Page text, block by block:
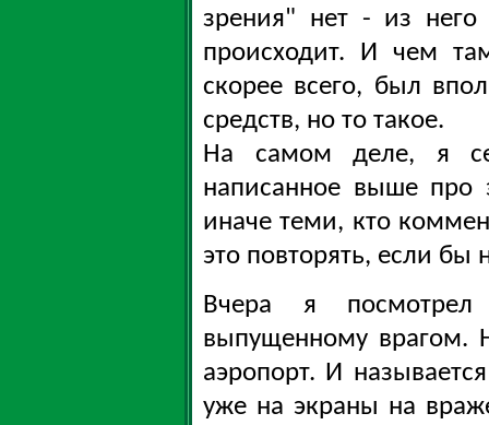
зрения" нет - из
происходит. И чем
скорее всего, был
средств, но то такое.
На самом деле, я
написанное выше про
иначе теми, кто
это повторять, если
Вчера я
выпущенному
аэропорт. И
уже на экраны на